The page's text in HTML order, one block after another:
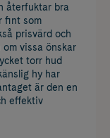
återfuktar bra
fint som
prisvärd och
vissa önskar
torr hud
hy har
är den en
effektiv